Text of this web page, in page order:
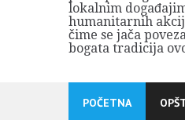
lokalnim
humanitarnih
čime se jača
bogata tradicija
POČETNA